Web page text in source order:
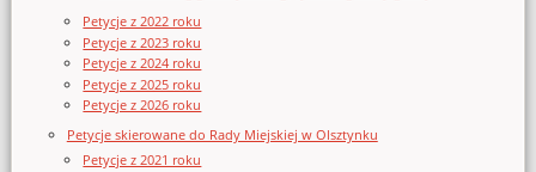
Petycje z 2022 roku
Petycje z 2023 roku
Petycje z 2024 roku
Petycje z 2025 roku
Petycje z 2026 roku
Petycje skierowane do Rady Miejskiej w Olsztynku
Petycje z 2021 roku